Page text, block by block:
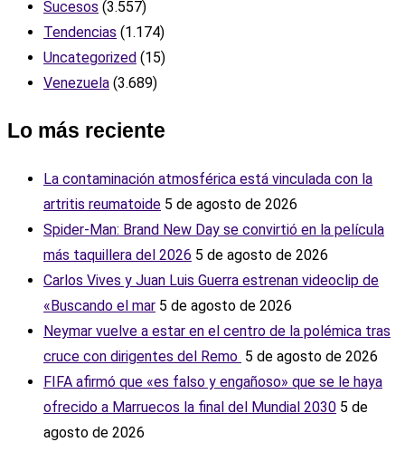
Sucesos (3.557)
Tendencias (1.174)
Uncategorized (15)
Venezuela (3.689)
Lo más reciente
La contaminación atmosférica está vinculada con la
artritis reumatoide 5 de agosto de 2026
Spider-Man: Brand New Day se convirtió en la película
más taquillera del 2026 5 de agosto de 2026
Carlos Vives y Juan Luis Guerra estrenan videoclip de
«Buscando el mar 5 de agosto de 2026
Neymar vuelve a estar en el centro de la polémica tras
cruce con dirigentes del Remo ‎ 5 de agosto de 2026
FIFA afirmó que «es falso y engañoso» que se le haya
ofrecido a Marruecos la final del Mundial 2030 5 de
agosto de 2026